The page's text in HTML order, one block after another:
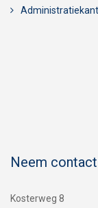
Neem
Kosterweg 8